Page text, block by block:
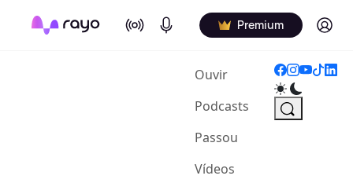
On Air Podcasts Premium Log in
Ouvir(current)
Podcasts
Passou
Vídeos